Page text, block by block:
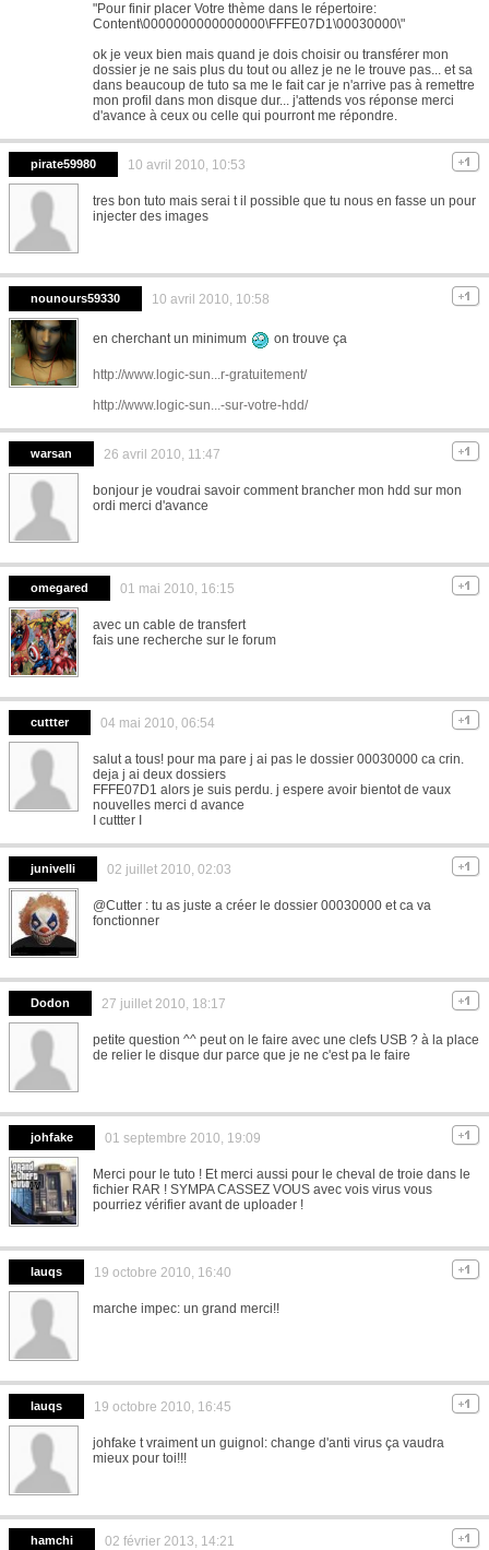
"Pour finir placer Votre thème dans le répertoire:
Content\0000000000000000\FFFE07D1\00030000\"
ok je veux bien mais quand je dois choisir ou transférer mon
dossier je ne sais plus du tout ou allez je ne le trouve pas... et sa
dans beaucoup de tuto sa me le fait car je n'arrive pas à remettre
mon profil dans mon disque dur... j'attends vos réponse merci
d'avance à ceux ou celle qui pourront me répondre.
pirate59980 10 avril 2010, 10:53
tres bon tuto mais serai t il possible que tu nous en fasse un pour
injecter des images
nounours59330 10 avril 2010, 10:58
en cherchant un minimum on trouve ça
http://www.logic-sun...r-gratuitement/
http://www.logic-sun...-sur-votre-hdd/
warsan 26 avril 2010, 11:47
bonjour je voudrai savoir comment brancher mon hdd sur mon
ordi merci d'avance
omegared 01 mai 2010, 16:15
avec un cable de transfert
fais une recherche sur le forum
cuttter 04 mai 2010, 06:54
salut a tous! pour ma pare j ai pas le dossier 00030000 ca crin.
deja j ai deux dossiers
FFFE07D1 alors je suis perdu. j espere avoir bientot de vaux
nouvelles merci d avance
I cuttter I
junivelli 02 juillet 2010, 02:03
@Cutter : tu as juste a créer le dossier 00030000 et ca va
fonctionner
Dodon 27 juillet 2010, 18:17
petite question ^^ peut on le faire avec une clefs USB ? à la place
de relier le disque dur parce que je ne c'est pa le faire
johfake 01 septembre 2010, 19:09
Merci pour le tuto ! Et merci aussi pour le cheval de troie dans le
fichier RAR ! SYMPA CASSEZ VOUS avec vois virus vous
pourriez vérifier avant de uploader !
lauqs 19 octobre 2010, 16:40
marche impec: un grand merci!!
lauqs 19 octobre 2010, 16:45
johfake t vraiment un guignol: change d'anti virus ça vaudra
mieux pour toi!!!
hamchi 02 février 2013, 14:21